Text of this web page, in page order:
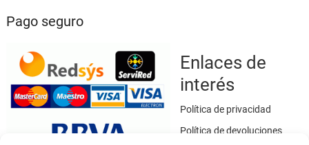
Pago seguro
Enlaces de
interés
Política de privacidad
Política de devoluciones